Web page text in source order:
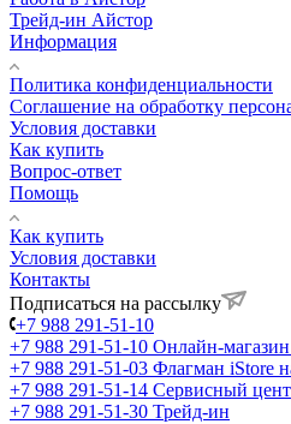
Трейд-ин Айстор
Информация
Политика конфиденциальности
Соглашение на обработку
Условия доставки
Как купить
Вопрос-ответ
Помощь
Как купить
Условия доставки
Контакты
Подписаться на рассылку
+7 988 291-51-10
+7 988 291-51-10 Онлайн-
+7 988 291-51-03 Флагман iStore
+7 988 291-51-14 Сервисный
+7 988 291-51-30 Трейд-ин